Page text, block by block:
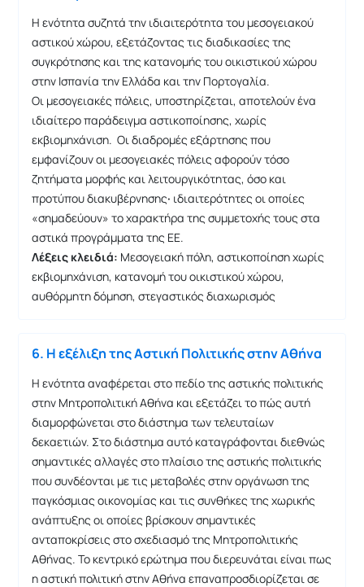
Η ενότητα συζητά την ιδιαιτερότητα του μεσογειακού
αστικού χώρου, εξετάζοντας τις διαδικασίες της
συγκρότησης και της κατανομής του οικιστικού χώρου
στην Ισπανία την Ελλάδα και την Πορτογαλία.
Οι μεσογειακές πόλεις, υποστηρίζεται, αποτελούν ένα
ιδιαίτερο παράδειγμα αστικοποίησης, χωρίς
εκβιομηχάνιση. Οι διαδρομές εξάρτησης που
εμφανίζουν οι μεσογειακές πόλεις αφορούν τόσο
ζητήματα μορφής και λειτουργικότητας, όσο και
προτύπου διακυβέρνησης· ιδιαιτερότητες οι οποίες
«σημαδεύουν» το χαρακτήρα της συμμετοχής τους στα
αστικά προγράμματα της ΕΕ.
Λέξεις κλειδιά: Μεσογειακή πόλη, αστικοποίηση χωρίς
εκβιομηχάνιση, κατανομή του οικιστικού χώρου,
αυθόρμητη δόμηση, στεγαστικός διαχωρισμός
6. Η εξέλιξη της Αστική Πολιτικής στην Αθήνα
Η ενότητα αναφέρεται στο πεδίο της αστικής πολιτικής
στην Μητροπολιτική Αθήνα και εξετάζει το πώς αυτή
διαμορφώνεται στο διάστημα των τελευταίων
δεκαετιών. Στο διάστημα αυτό καταγράφονται διεθνώς
σημαντικές αλλαγές στο πλαίσιο της αστικής πολιτικής
που συνδέονται με τις μεταβολές στην οργάνωση της
παγκόσμιας οικονομίας και τις συνθήκες της χωρικής
ανάπτυξης οι οποίες βρίσκουν σημαντικές
ανταποκρίσεις στο σχεδιασμό της Μητροπολιτικής
Αθήνας. Το κεντρικό ερώτημα που διερευνάται είναι πως
η αστική πολιτική στην Αθήνα επαναπροσδιορίζεται σε